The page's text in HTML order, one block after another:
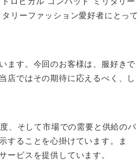
リーファッション愛好者にとって
ます。今回のお客様は、服好きで
店ではその期待に応えるべく、し
、そして市場での需要と供給のバ
することを心掛けています。ま
ビスを提供しています。